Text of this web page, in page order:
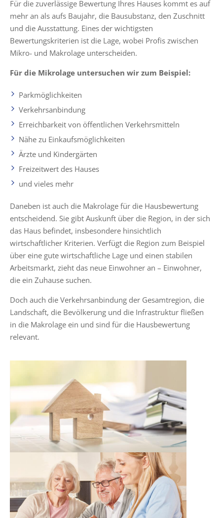
Für die zuverlässige Bewertung Ihres Hauses kommt es auf
mehr an als aufs Baujahr, die Bausubstanz, den Zuschnitt
und die Ausstattung. Eines der wichtigsten
Bewertungskriterien ist die Lage, wobei Profis zwischen
Mikro- und Makrolage unterscheiden.
Für die Mikrolage untersuchen wir zum Beispiel:
Parkmöglichkeiten
Verkehrsanbindung
Erreichbarkeit von öffentlichen Verkehrsmitteln
Nähe zu Einkaufsmöglichkeiten
Ärzte und Kindergärten
Freizeitwert des Hauses
und vieles mehr
Daneben ist auch die Makrolage für die Hausbewertung
entscheidend. Sie gibt Auskunft über die Region, in der sich
das Haus befindet, insbesondere hinsichtlich
wirtschaftlicher Kriterien. Verfügt die Region zum Beispiel
über eine gute wirtschaftliche Lage und einen stabilen
Arbeitsmarkt, zieht das neue Einwohner an – Einwohner,
die ein Zuhause suchen.
Doch auch die Verkehrsanbindung der Gesamtregion, die
Landschaft, die Bevölkerung und die Infrastruktur fließen
in die Makrolage ein und sind für die Hausbewertung
relevant.